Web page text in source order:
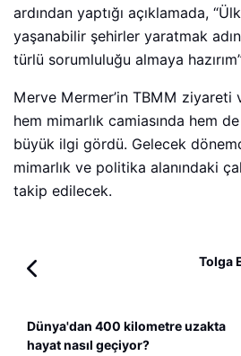
ardından yaptığı açıklamada,
yaşanabilir şehirler yaratmak
türlü sorumluluğu almaya
Merve Mermer’in TBMM ziyareti
hem mimarlık camiasında hem
büyük ilgi gördü. Gelecek
mimarlık ve politika alanındaki
takip edilecek.
Tolga
Dünya'dan 400 kilometre uzakta
hayat nasıl geçiyor?